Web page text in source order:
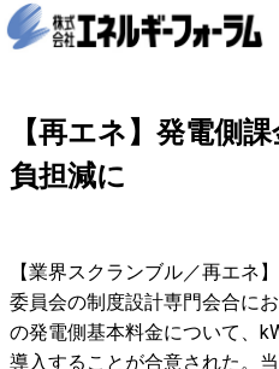
【再エネ】発電側
負担減に
【業界スクランブル／再エネ
委員会の制度設計専門会合に
の発電側基本料金について、
導入することが合意された。